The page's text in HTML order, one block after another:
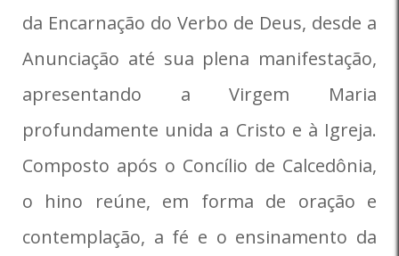
da Encarnação do Verbo de Deus, desde a
Anunciação até sua plena manifestação,
apresentando a Virgem Maria
profundamente unida a Cristo e à Igreja.
Composto após o Concílio de Calcedônia,
o hino reúne, em forma de oração e
contemplação, a fé e o ensinamento da